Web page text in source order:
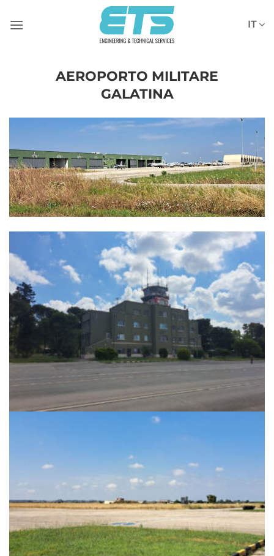
IT
AEROPORTO MILITARE
GALATINA